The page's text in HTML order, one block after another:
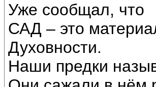
Уже сообщал, что
САД – это
Духовности.
Наши предки